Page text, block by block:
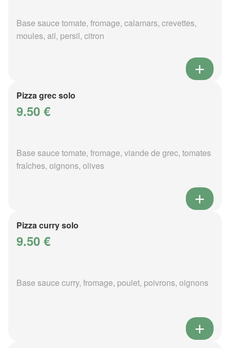
Base sauce tomate, fromage, calamars, crevettes,
moules, ail, persil, citron
Pizza grec solo
9.50 €
Base sauce tomate, fromage, viande de grec, tomates
fraîches, oignons, olives
Pizza curry solo
9.50 €
Base sauce curry, fromage, poulet, poivrons, oignons